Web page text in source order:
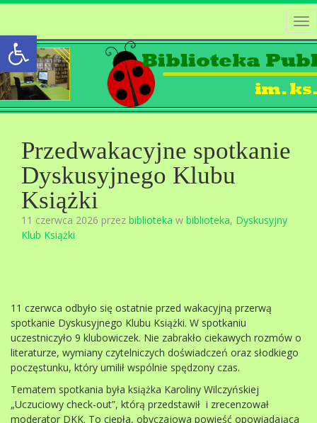
Open toolbar
Przedwakacyjne spotkanie
Dyskusyjnego Klubu
Książki
11 czerwca 2026 przez biblioteka w biblioteka, Dyskusyjny
Klub Książki
11 czerwca odbyło się ostatnie przed wakacyjną przerwą
spotkanie Dyskusyjnego Klubu Książki. W spotkaniu
uczestniczyło 9 klubowiczek. Nie zabrakło ciekawych rozmów o
literaturze, wymiany czytelniczych doświadczeń oraz słodkiego
poczęstunku, który umilił wspólnie spędzony czas.
Tematem spotkania była książka Karoliny Wilczyńskiej
„Uczuciowy check-out”, którą przedstawił i zrecenzował
moderator DKK. To ciepła, obyczajowa powieść opowiadająca